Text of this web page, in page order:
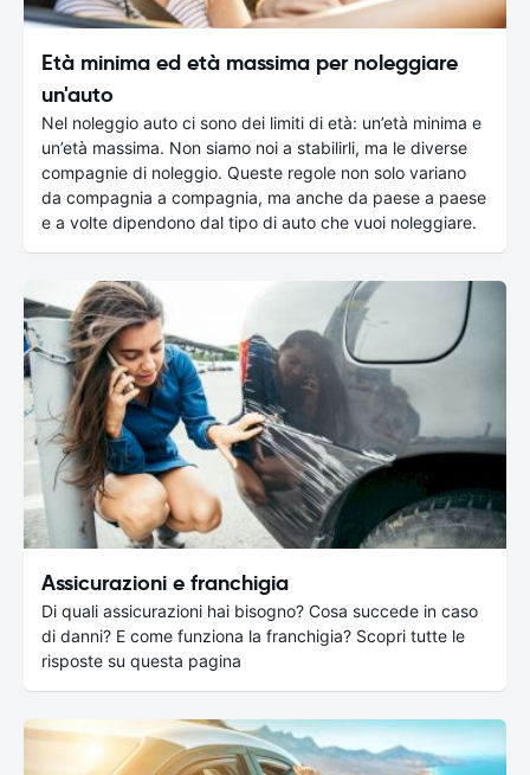
Età minima ed età massima per noleggiare
un'auto
Nel noleggio auto ci sono dei limiti di età: un’età minima e
un’età massima. Non siamo noi a stabilirli, ma le diverse
compagnie di noleggio. Queste regole non solo variano
da compagnia a compagnia, ma anche da paese a paese
e a volte dipendono dal tipo di auto che vuoi noleggiare.
Assicurazioni e franchigia
Di quali assicurazioni hai bisogno? Cosa succede in caso
di danni? E come funziona la franchigia? Scopri tutte le
risposte su questa pagina